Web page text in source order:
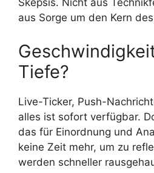
Skepsis. Nicht aus
aus Sorge um den Kern
Tiefe?
Live-Ticker, Push-
alles ist sofort verfügbar.
das für Einordnung und
keine Zeit mehr, um zu
werden schneller